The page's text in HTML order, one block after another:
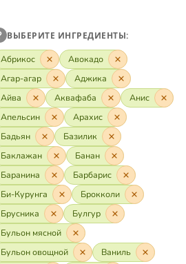
ВЫБЕРИТЕ ИНГРЕДИЕНТЫ:
Абрикос
Авокадо
Агар-агар
Аджика
Айва
Аквафаба
Анис
Апельсин
Арахис
Бадьян
Базилик
Баклажан
Банан
Баранина
Барбарис
Би-Курунга
Брокколи
Брусника
Булгур
Бульон мясной
Бульон овощной
Ваниль